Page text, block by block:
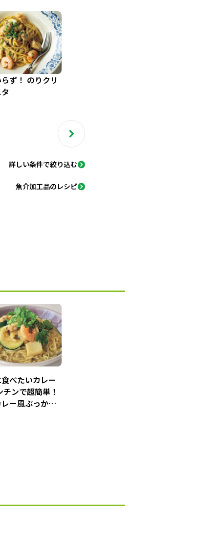
ず！ のりクリ
詳しい条件で絞り込む
魚介加工品のレシピ
べたいカレー
ンで超簡単！
ー風ぶっか